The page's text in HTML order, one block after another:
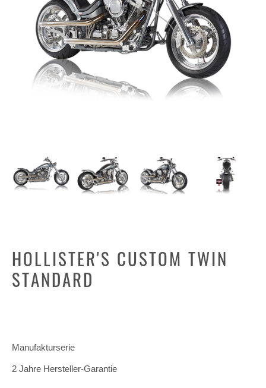
HOLLISTER'S CUSTOM TWIN
STANDARD
Manufakturserie
2 Jahre Hersteller-Garantie